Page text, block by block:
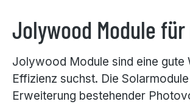
Jolywood Module
Jolywood Module sind eine gute
Effizienz suchst. Die
Erweiterung bestehender